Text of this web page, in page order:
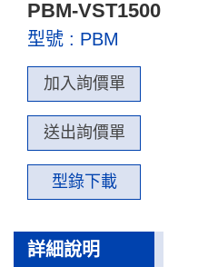
PBM-VST1500
型號 : PBM
加入詢價單
送出詢價單
型錄下載
詳細說明